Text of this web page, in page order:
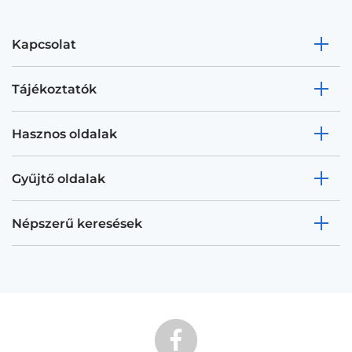
Kapcsolat
Tájékoztatók
Hasznos oldalak
Gyűjtő oldalak
Népszerű keresések